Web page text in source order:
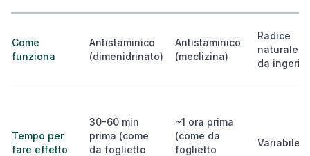
Come
funziona
Antistaminico
(dimenidrinato)
Antistaminico
(meclizina)
Radice
naturale,
da ingerire
Tempo per
fare effetto
30-60 min
prima (come
da foglietto
~1 ora prima
(come da
foglietto
Variabile